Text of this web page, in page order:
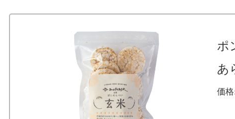
ポ
あ
価